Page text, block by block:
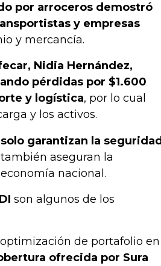
por arroceros demostró
y empresas
y mercancía.
Nidia Hernández​,
pérdidas por $1.600
y logística, por lo cual
y los activos.
garantizan la seguridad
aseguran la
nacional.
son algunos de los
de portafolio en
ofrecida por Sura